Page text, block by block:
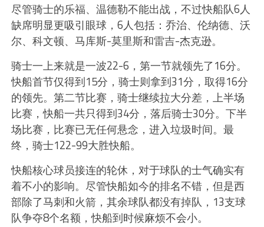
尽管骑士的乐福、温德勒不能出战，不过快船队6人
缺席明显更吸引眼球，6人包括：乔治、伦纳德、沃
尔、科文顿、马库斯-莫里斯和雷吉-杰克逊。
骑士一上来就是一波22-6，第一节就领先了16分。
快船首节仅得到15分，骑士则拿到31分，取得16分
的领先。第二节比赛，骑士继续拉大分差，上半场
比赛，快船一共只得到34分，落后骑士30分。下半
场比赛，比赛已无任何悬念，进入垃圾时间。最
终，骑士122-99大胜快船。
快船核心球员接连的轮休，对于球队的士气确实有
着不小的影响。尽管快船如今的排名不错，但是西
部除了马刺和火箭，其余球队都没有掉队，13支球
队争夺8个名额，快船到时候麻烦不会小。